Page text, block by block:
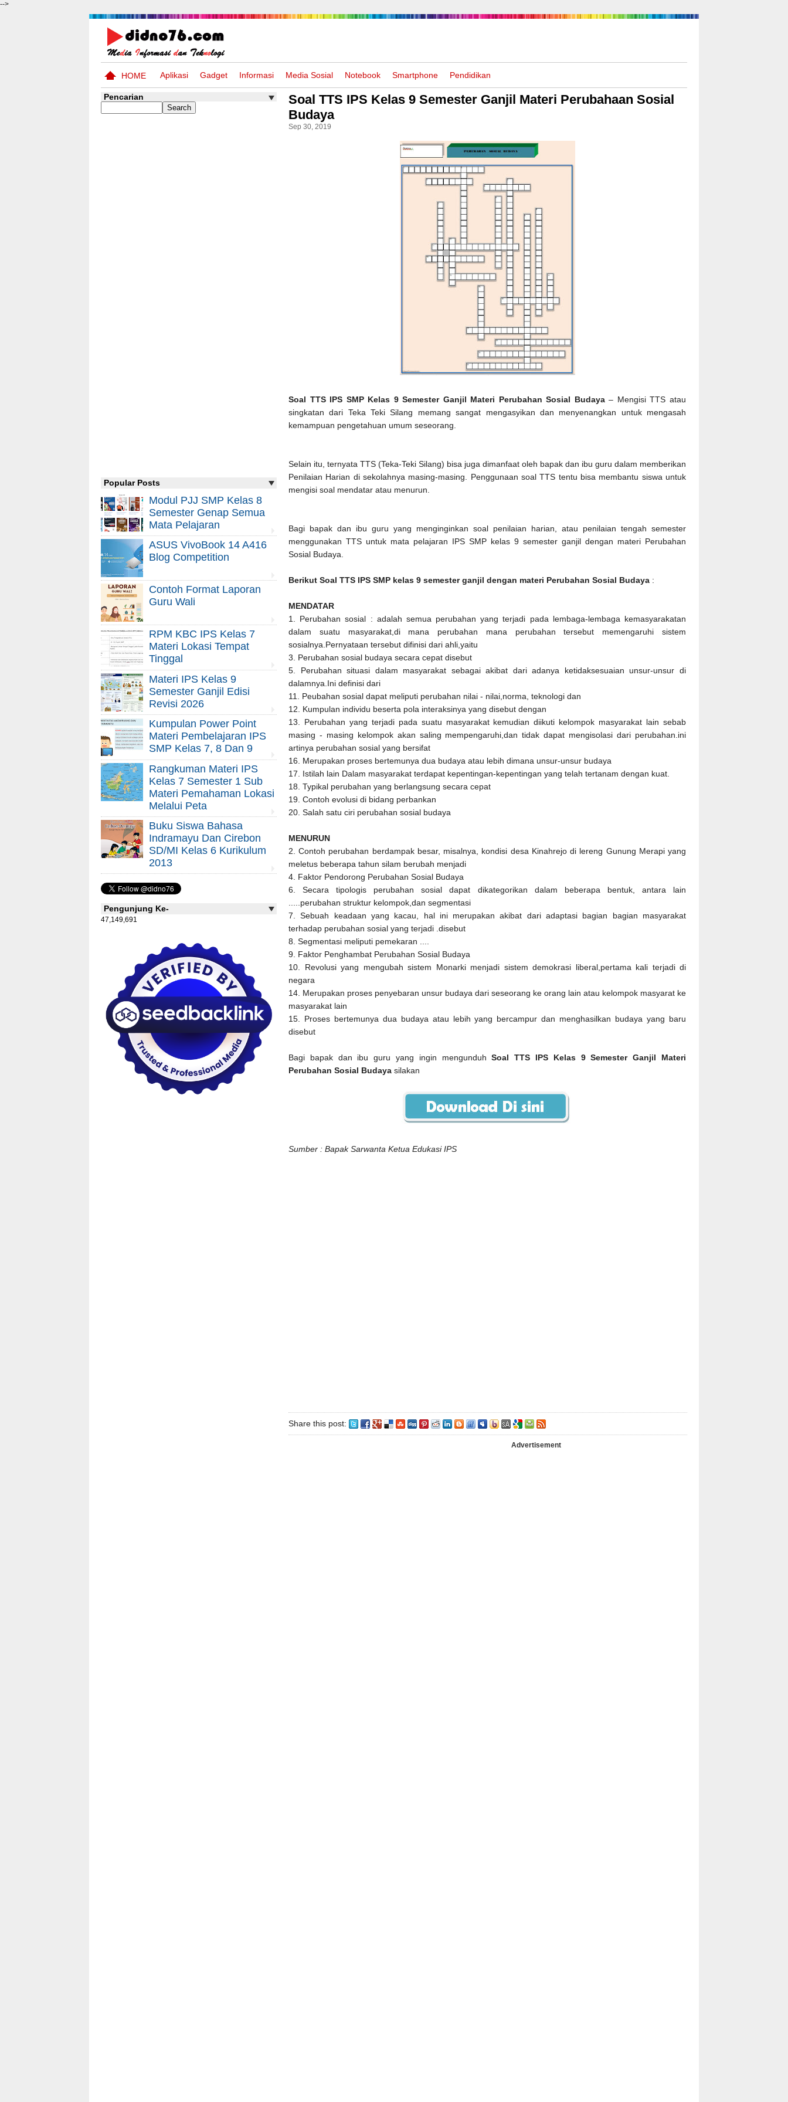
-->
HOME Aplikasi Gadget Informasi Media Sosial Notebook Smartphone Pendidikan
Soal TTS IPS Kelas 9 Semester Ganjil Materi Perubahaan Sosial
Budaya
Sep 30, 2019
Soal TTS IPS SMP Kelas 9 Semester Ganjil Materi Perubahan Sosial Budaya– Mengisi TTS atau
singkatan dari Teka Teki Silang memang sangat mengasyikan dan menyenangkan untuk mengasah
kemampuan pengetahuan umum seseorang.
Selain itu, ternyata TTS (Teka-Teki Silang) bisa juga dimanfaat oleh bapak dan ibu guru dalam memberikan
Penilaian Harian di sekolahnya masing-masing. Penggunaan soal TTS tentu bisa membantu siswa untuk
mengisi soal mendatar atau menurun.
Bagi bapak dan ibu guru yang menginginkan soal penilaian harian, atau penilaian tengah semester
menggunakan TTS untuk mata pelajaran IPS SMP kelas 9 semester ganjil dengan materi Perubahan
Sosial Budaya.
Berikut Soal TTS IPS SMP kelas 9 semester ganjil dengan materi Perubahan Sosial Budaya :
MENDATAR
1. Perubahan sosial : adalah semua perubahan yang terjadi pada lembaga-lembaga kemasyarakatan
dalam suatu masyarakat,di mana perubahan mana perubahan tersebut memengaruhi sistem
sosialnya.Pernyataan tersebut difinisi dari ahli,yaitu
3. Perubahan sosial budaya secara cepat disebut
5. Perubahan situasi dalam masyarakat sebagai akibat dari adanya ketidaksesuaian unsur-unsur di
dalamnya.Ini definisi dari
11. Peubahan sosial dapat meliputi perubahan nilai - nilai,norma, teknologi dan
12. Kumpulan individu beserta pola interaksinya yang disebut dengan
13. Perubahan yang terjadi pada suatu masyarakat kemudian diikuti kelompok masyarakat lain sebab
masing - masing kelompok akan saling mempengaruhi,dan tidak dapat mengisolasi dari perubahan.ini
artinya perubahan sosial yang bersifat
16. Merupakan proses bertemunya dua budaya atau lebih dimana unsur-unsur budaya
17. Istilah lain Dalam masyarakat terdapat kepentingan-kepentingan yang telah tertanam dengan kuat.
18. Typikal perubahan yang berlangsung secara cepat
19. Contoh evolusi di bidang perbankan
20. Salah satu ciri perubahan sosial budaya
MENURUN
2. Contoh perubahan berdampak besar, misalnya, kondisi desa Kinahrejo di lereng Gunung Merapi yang
meletus beberapa tahun silam berubah menjadi
4. Faktor Pendorong Perubahan Sosial Budaya
6. Secara tipologis perubahan sosial dapat dikategorikan dalam beberapa bentuk, antara lain
.....perubahan struktur kelompok,dan segmentasi
7. Sebuah keadaan yang kacau, hal ini merupakan akibat dari adaptasi bagian bagian masyarakat
terhadap perubahan sosial yang terjadi .disebut
8. Segmentasi meliputi pemekaran ....
9. Faktor Penghambat Perubahan Sosial Budaya
10. Revolusi yang mengubah sistem Monarki menjadi sistem demokrasi liberal,pertama kali terjadi di
negara
14. Merupakan proses penyebaran unsur budaya dari seseorang ke orang lain atau kelompok masyarat ke
masyarakat lain
15. Proses bertemunya dua budaya atau lebih yang bercampur dan menghasilkan budaya yang baru
disebut
Bagi bapak dan ibu guru yang ingin mengunduhSoal TTS IPS Kelas 9 Semester Ganjil Materi
Perubahan Sosial Budaya silakan
Sumber : Bapak Sarwanta Ketua Edukasi IPS
Share this post:
Advertisement
Pencarian
Popular Posts
Modul PJJ SMP Kelas 8
Semester Genap Semua
Mata Pelajaran
ASUS VivoBook 14 A416
Blog Competition
Contoh Format Laporan
Guru Wali
RPM KBC IPS Kelas 7
Materi Lokasi Tempat
Tinggal
Materi IPS Kelas 9
Semester Ganjil Edisi
Revisi 2026
Kumpulan Power Point
Materi Pembelajaran IPS
SMP Kelas 7, 8 Dan 9
Rangkuman Materi IPS
Kelas 7 Semester 1 Sub
Materi Pemahaman Lokasi
Melalui Peta
Buku Siswa Bahasa
Indramayu Dan Cirebon
SD/MI Kelas 6 Kurikulum
2013
Pengunjung Ke-
47,149,691